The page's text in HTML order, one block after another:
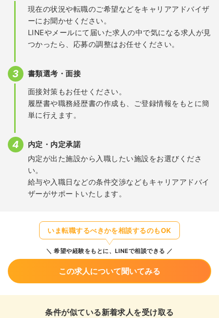
現在の状況や転職のご希望などをキャリアアドバイザ
ーにお聞かせください。
LINEやメールにて届いた求人の中で気になる求人が見
つかったら、応募の調整はお任せください。
書類選考・面接
面接対策もお任せください。
履歴書や職務経歴書の作成も、ご登録情報をもとに簡
単に行えます。
内定・内定承諾
内定が出た施設から入職したい施設をお選びくださ
い。
給与や入職日などの条件交渉などもキャリアアドバイ
ザーがサポートいたします。
いま転職するべきかを相談するのもOK
希望や経験をもとに、LINEで相談できる
この求人について聞いてみる
条件が似ている新着求人を受け取る